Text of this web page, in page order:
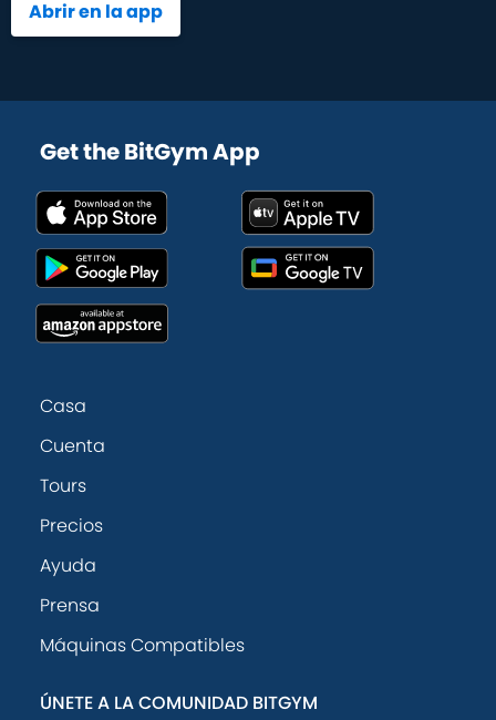
Abrir en la app
Get the BitGym App
Casa
Cuenta
Tours
Precios
Ayuda
Prensa
Máquinas Compatibles
ÚNETE A LA COMUNIDAD BITGYM